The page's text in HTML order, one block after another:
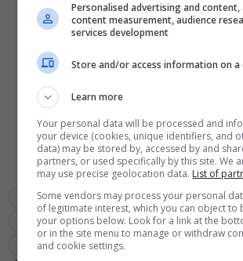
Alexander Isak La Liga Noa Lang
Real Sociedad
Ac Milan Lille
Club
Transferimet
Jonathan David
Personalised advertising and
content measurement, audience
services development
Store and/or access information on a
Learn more
Your personal data will be processed and
your device (cookies, unique identifiers, and
data) may be stored by, accessed by and
partners, or used specifically by this site. We
may use precise geolocation data. List of
Some vendors may process your personal
of legitimate interest, which you can object to
your options below. Look for a link at the
or in the site menu to manage or withdraw
and cookie settings.